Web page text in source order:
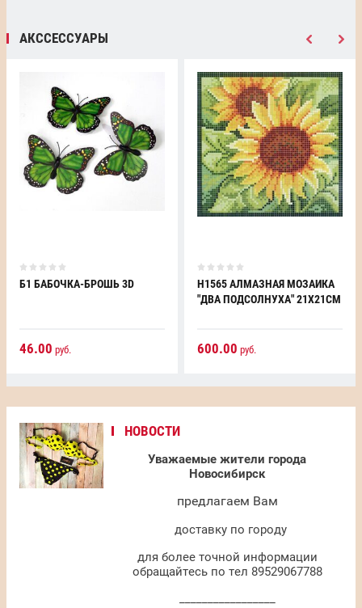
НОВОСТИ
Уважаемые жители города
Новосибирск
предлагаем Вам
доставку по городу
для более точной информации
обращайтесь по тел 89529067788
АКССЕССУАРЫ
Б1 БАБОЧКА-БРОШЬ 3D
46.00 руб.
H1565 АЛМАЗНАЯ МОЗАИКА
"ДВА ПОДСОЛНУХА" 21Х21СМ
600.00 руб.